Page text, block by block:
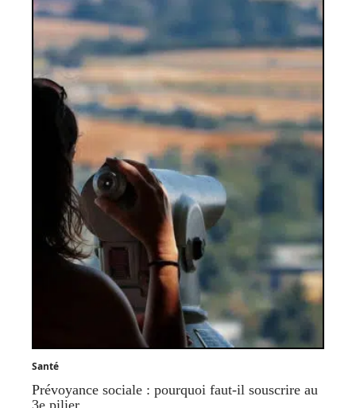
Santé
Prévoyance sociale : pourquoi faut-il souscrire au